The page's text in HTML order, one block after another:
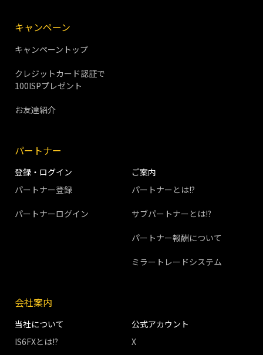
キャンペーン
キャンペーントップ
クレジットカード認証で
100ISPプレゼント
お友達紹介
パートナー
登録・ログイン
パートナー登録
パートナーログイン
ご案内
パートナーとは!?
サブパートナーとは!?
パートナー報酬について
ミラートレードシステム
会社案内
当社について
IS6FXとは!?
公式アカウント
X